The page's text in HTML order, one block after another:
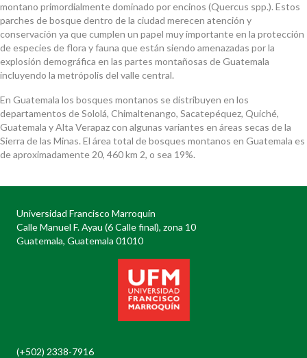
montano primordialmente dominado por encinos (Quercus spp.). Estos
parches de bosque dentro de la ciudad merecen atención y
conservación ya que cumplen un papel muy importante en la protección
de especies de flora y fauna que están siendo amenazadas por la
explosión demográfica en las partes montañosas de Guatemala
incluyendo la metrópolis del valle central.
En Guatemala los bosques montanos se distribuyen en los
departamentos de Sololá, Chimaltenango, Sacatepéquez, Quiché,
Guatemala y Alta Verapaz con algunas variantes en áreas secas de la
Sierra de las Minas. El área total de bosques montanos en Guatemala es
de aproximadamente 20, 460 km 2, o sea 19%.
Universidad Francisco Marroquín
Calle Manuel F. Ayau (6 Calle final), zona 10
Guatemala, Guatemala 01010
(+502) 2338-7916